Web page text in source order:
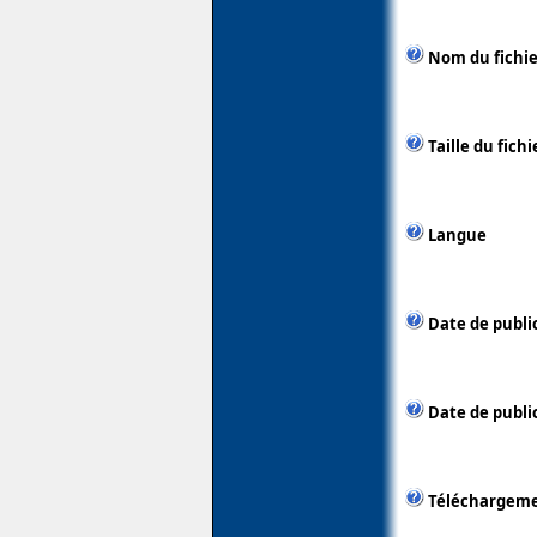
Nom du
Taille du
Langue
Date de
Date de